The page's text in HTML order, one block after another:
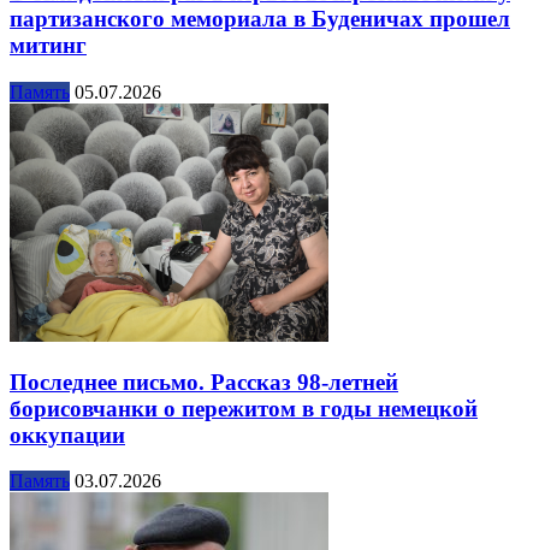
партизанского мемориала в Буденичах прошел
митинг
Память 05.07.2026
Последнее письмо. Рассказ 98-летней
борисовчанки о пережитом в годы немецкой
оккупации
Память 03.07.2026